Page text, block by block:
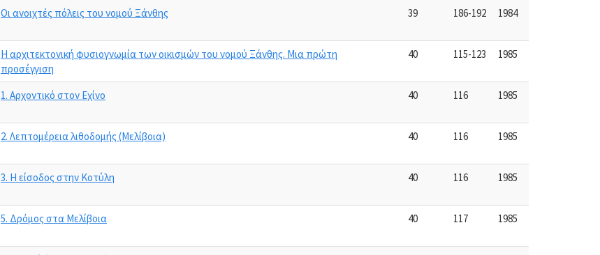
Οι ανοιχτές πόλεις του νομού Ξάνθης 39 186-192 1984
Η αρχιτεκτονική φυσιογνωμία των οικισμών του νομού Ξάνθης. Μια πρώτη
προσέγγιση
40 115-123 1985
1. Αρχοντικό στον Εχίνο 40 116 1985
2. Λεπτομέρεια λιθοδομής (Μελίβοια) 40 116 1985
3. Η είσοδος στην Κοτύλη 40 116 1985
5. Δρόμος στα Μελίβοια 40 117 1985